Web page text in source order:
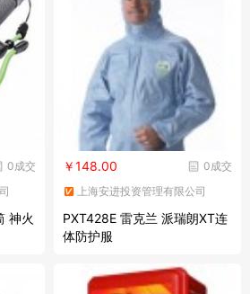
0成交
神火
0成交
￥148.00
上海安进投资管理有限公司
PXT428E 雷克兰 派瑞朗XT连
体防护服